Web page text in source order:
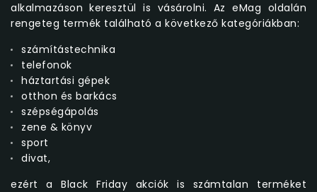
alkalmazáson keresztül is vásárolni. Az eMag oldalán
rengeteg termék található a következő kategóriákban:
számítástechnika
telefonok
háztartási gépek
otthon és barkács
szépségápolás
zene & könyv
sport
divat,
ezért a Black Friday akciók is számtalan terméket